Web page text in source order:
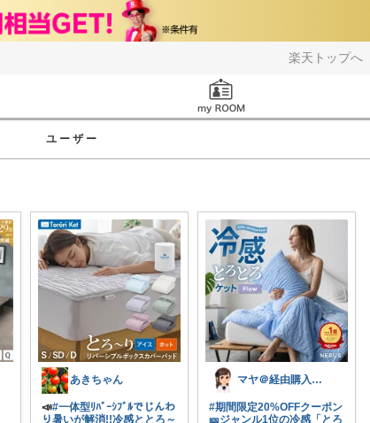
楽天トップへ
ユーザー
あきちゃん
📣#一体型ﾘﾊﾞｰｼﾌﾞﾙでじんわ
り暑いが解消!!冷感ととろ～
マヤ＠経由購入に感謝❤️
#期間限定20%OFFクーポン
🎫ジャンル1位の冷感「とろ